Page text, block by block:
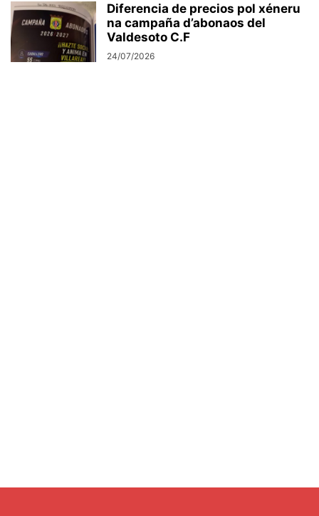
Diferencia de precios pol xéneru
na campaña d’abonaos del
Valdesoto C.F
24/07/2026